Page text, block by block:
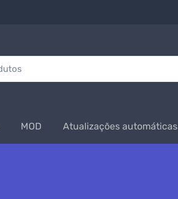
MOD Atualizações automáticas